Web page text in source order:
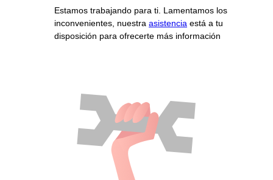
Estamos trabajando para ti. Lamentamos los
inconvenientes, nuestra asistencia está a tu
disposición para ofrecerte más información